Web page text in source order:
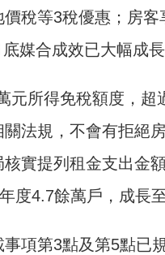
稅等3稅優惠；房
媒合成效已大幅成長
所得免稅額度，
法規，不會有拒絕
實提列租金支出金
4.7餘萬戶，成長
項第3點及第5點已